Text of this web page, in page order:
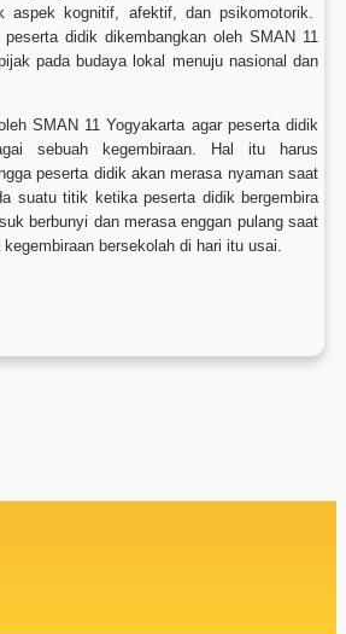
aspek kognitif, afektif, dan psikomotorik.
didik dikembangkan oleh SMAN 11
pada budaya lokal menuju nasional dan
SMAN 11 Yogyakarta agar peserta didik
sebuah kegembiraan. Hal itu harus
peserta didik akan merasa nyaman saat
suatu titik ketika peserta didik bergembira
berbunyi dan merasa enggan pulang saat
kegembiraan bersekolah di hari itu usai.